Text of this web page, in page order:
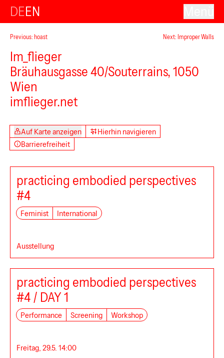
DEEN
Previous: hoast Next: Improper Walls
Im_flieger
Bräuhausgasse 40/Souterrains, 1050
Wien
imflieger.net
Auf Karte anzeigen
Hierhin navigieren
Barrierefreiheit
practicing embodied perspectives
#4
Feminist International
Ausstellung
practicing embodied perspectives
#4 / DAY 1
Performance Screening Workshop
Freitag, 29.5. 14:00